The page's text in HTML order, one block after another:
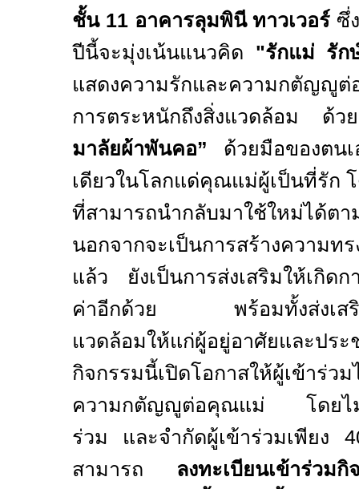
ชั้น 11 อาคารลุมพินี ทาวเวอร์ ซึ่
ปีนี้จะมุ่งเน้นแนวคิด "รักแม่ รัก
แสดงความรักและความกตัญญูต่
การตระหนักถึงสิ่งแวดล้อม ด้
มาลัยผ้าพันคอ” ด้วยมือของตน
เดียวในโลกแด่คุณแม่ผู้เป็นที่รัก
ที่สามารถนำกลับมาใช้ใหม่ได้ต
นอกจากจะเป็นการสร้างความท
แล้ว ยังเป็นการส่งเสริมให้เกิด
ค่าอีกด้วย พร้อมทั้งส่งเสริม
แวดล้อมให้แก่ผู้อยู่อาศัยและปร
กิจกรรมนี้เปิดโอกาสให้ผู้เข้าร่ว
ความกตัญญูต่อคุณแม่ โดยไม่
ร่วม และจำกัดผู้เข้าร่วมเพียง
สามารถ ลงทะเบียนเข้าร่วมกิ